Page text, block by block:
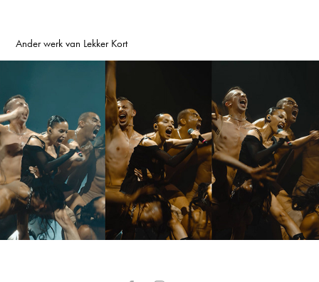
Ander werk van Lekker Kort
Lowlands After Movie 2025
2025